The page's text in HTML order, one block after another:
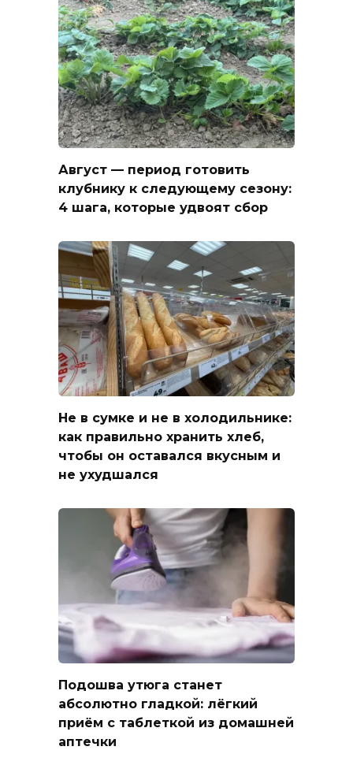
Август — период готовить
клубнику к следующему сезону:
4 шага, которые удвоят сбор
Не в сумке и не в холодильнике:
как правильно хранить хлеб,
чтобы он оставался вкусным и
не ухудшался
Подошва утюга станет
абсолютно гладкой: лёгкий
приём с таблеткой из домашней
аптечки